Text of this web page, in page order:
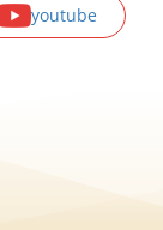
youtube